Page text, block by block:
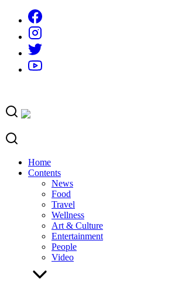
content
Home
Contents
News
Food
Travel
Wellness
Art & Culture
Entertainment
People
Video